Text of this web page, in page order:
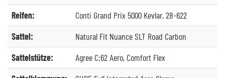
Reifen:
Conti Grand Prix 5000 Kevlar, 28-622
Sattel:
Natural Fit Nuance SLT Road Carbon
Sattelstütze:
Agree C:62 Aero, Comfort Flex